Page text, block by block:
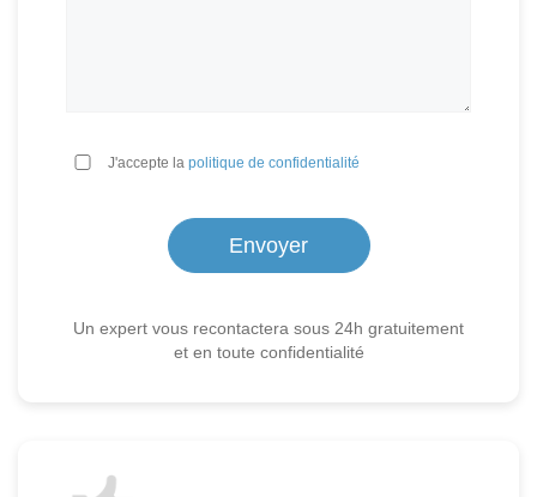
J'accepte la politique de confidentialité
Un expert vous recontactera sous 24h gratuitement
et en toute confidentialité